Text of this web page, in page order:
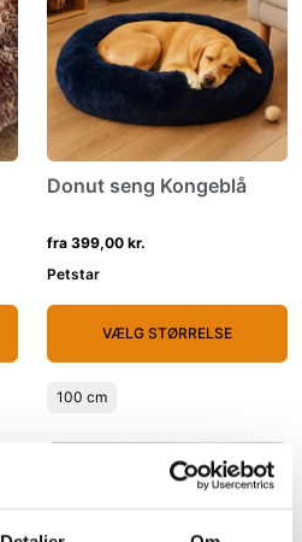
Donut seng Kongeblå
fra 399,00 kr.
Petstar
VÆLG STØRRELSE
100 cm
Køb 2 og spar 50%